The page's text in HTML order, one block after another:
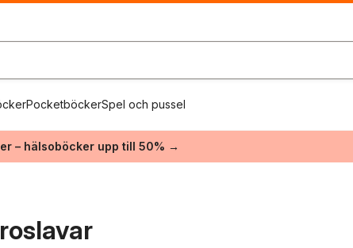
PocketböckerSpel och pussel
– hälsoböcker upp till 50% →